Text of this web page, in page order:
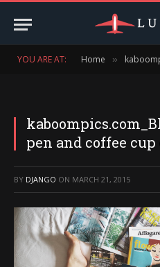
YOU ARE AT: Home »
pen and coffee
BY DJANGO ON MARCH 21, 2015